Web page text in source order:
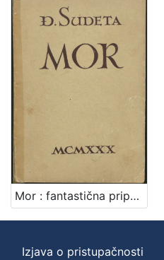
Mor : fantastična pripovijest / Đuro Sudeta
Izjava o pristupačnosti